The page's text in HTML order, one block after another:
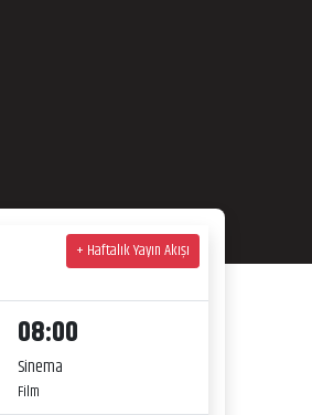
+ Haftalık Yayın Akışı
08:00
Sinema
Film